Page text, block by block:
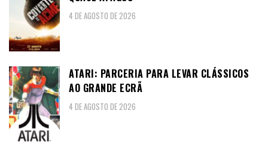
4 DE AGOSTO DE 2026
ATARI: PARCERIA PARA LEVAR CLÁSSICOS
AO GRANDE ECRÃ
4 DE AGOSTO DE 2026